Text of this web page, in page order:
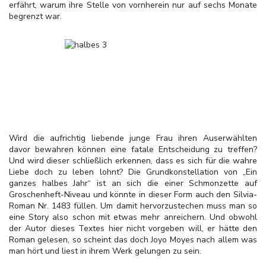
erfährt, warum ihre Stelle von vornherein nur auf sechs Monate
begrenzt war.
Wird die aufrichtig liebende junge Frau ihren Auserwählten
davor bewahren können eine fatale Entscheidung zu treffen?
Und wird dieser schließlich erkennen, dass es sich für die wahre
Liebe doch zu leben lohnt? Die Grundkonstellation von „Ein
ganzes halbes Jahr“ ist an sich die einer Schmonzette auf
Groschenheft-Niveau und könnte in dieser Form auch den Silvia-
Roman Nr. 1483 füllen. Um damit hervorzustechen muss man so
eine Story also schon mit etwas mehr anreichern. Und obwohl
der Autor dieses Textes hier nicht vorgeben will, er hätte den
Roman gelesen, so scheint das doch Joyo Moyes nach allem was
man hört und liest in ihrem Werk gelungen zu sein.